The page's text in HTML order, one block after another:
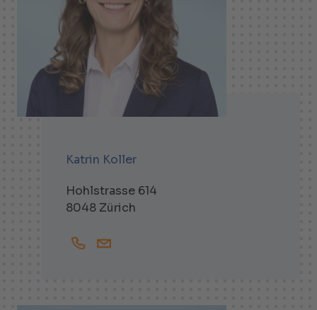
Katrin Koller
Hohlstrasse 614
8048 Zürich
+41444738429
Katrin.Koller@helbling.ch